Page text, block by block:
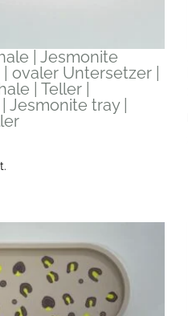
| Jesmonite
ovaler Untersetzer |
| Teller |
Jesmonite tray |